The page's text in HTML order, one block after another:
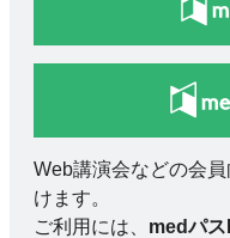
Web講演会などの会
けます。
ご利用には、 medパス